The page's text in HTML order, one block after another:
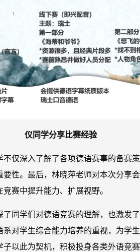
仪同学分享比赛经验
仅深入了解了各项德语赛事的备赛
性。最后，林晓萍老师对本次分享
赛中提升能力、扩展视野。
同学们对德语竞赛的理解，也激发
对学生综合能力培养的重视，为学
以此为契机，积极投身各类外语竞